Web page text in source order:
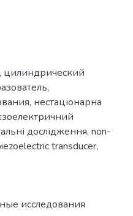
, цилиндрический
,
, нестаціонарна
дослідження, non-
transducer,
исследования